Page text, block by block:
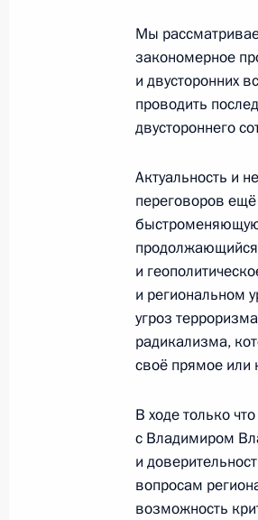
Распоряжение
и
2 мая 2016 года,
Заявления для
переговоров
26 апреля 2016
Российско-
26 апреля 2016
Встреча с
25 апреля 2016
Мы
закономерное
и двусторонних
проводить
двустороннего
Актуальность и
переговоров ещё
продолжающийся
и
и региональном
угроз
радикализма,
своё прямое или
В ходе только
с Владимиром
и
вопросам
возможность